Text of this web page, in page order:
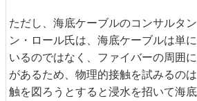
ただし、海底ケーブルのコンサルタ
ン・ロール氏は、海底ケーブルは単
いるのではなく、ファイバーの周囲
があるため、物理的接触を試みるの
触を図ろうとすると浸水を招いて海